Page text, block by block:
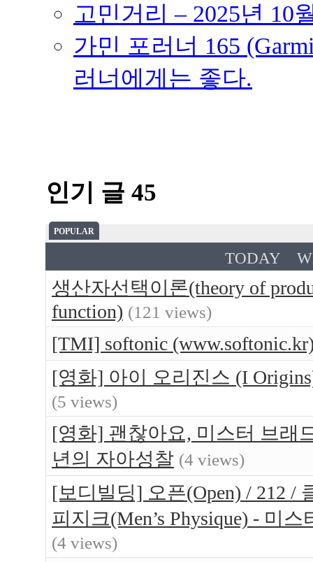
고민거리 – 2025년 10
가민 포러너 165
러너에게는 좋다.
인기 글 45
POPULAR
TODAY
생산자선택이론(theory of
function) (121 views)
[TMI] softonic
[영화] 아이 오리진스 (I
(5 views)
[영화] 괜찮아요, 미스터 브래
년의 자아성찰 (4 views)
[보디빌딩] 오픈(Open) / 212 /
피지크(Men’s Physique) - 미
(4 views)